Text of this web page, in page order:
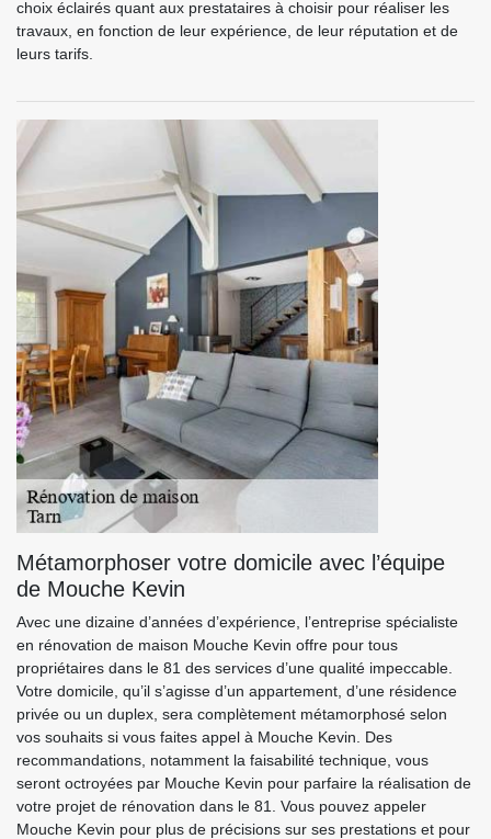
choix éclairés quant aux prestataires à choisir pour réaliser les
travaux, en fonction de leur expérience, de leur réputation et de
leurs tarifs.
Métamorphoser votre domicile avec l’équipe
de Mouche Kevin
Avec une dizaine d’années d’expérience, l’entreprise spécialiste
en rénovation de maison Mouche Kevin offre pour tous
propriétaires dans le 81 des services d’une qualité impeccable.
Votre domicile, qu’il s’agisse d’un appartement, d’une résidence
privée ou un duplex, sera complètement métamorphosé selon
vos souhaits si vous faites appel à Mouche Kevin. Des
recommandations, notamment la faisabilité technique, vous
seront octroyées par Mouche Kevin pour parfaire la réalisation de
votre projet de rénovation dans le 81. Vous pouvez appeler
Mouche Kevin pour plus de précisions sur ses prestations et pour